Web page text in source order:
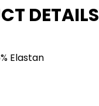
DETAILS
Elastan